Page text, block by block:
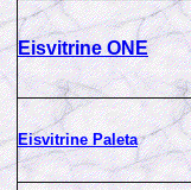
Eisvitrine ONE
Eisvitrine Paleta